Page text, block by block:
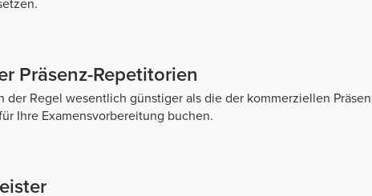
Präsenz-Repetitorien
der Regel wesentlich günstiger als die der kommerziellen
Ihre Examensvorbereitung buchen.